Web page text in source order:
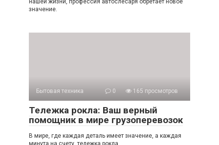
значение.
Бытовая техника 0 165 просмотров
Тележка рокла: Ваш верный
помощник в мире грузоперевозок
В мире, где каждая деталь имеет значение, а каждая
минута на счету, тележка рокла